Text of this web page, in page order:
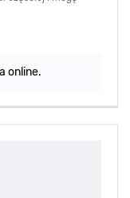
online.